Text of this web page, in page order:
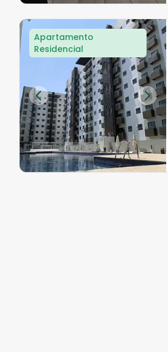
Apartamento
Residencial